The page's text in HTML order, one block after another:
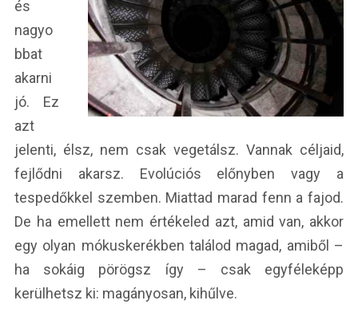
és
nagyo
bbat
akarni
jó. Ez
azt
jelenti, élsz, nem csak vegetálsz. Vannak céljaid,
fejlődni akarsz. Evolúciós előnyben vagy a
tespedőkkel szemben. Miattad marad fenn a fajod.
De ha emellett nem értékeled azt, amid van, akkor
egy olyan mókuskerékben találod magad, amiből –
ha sokáig pörögsz így – csak egyféleképp
kerülhetsz ki: magányosan, kihűlve.